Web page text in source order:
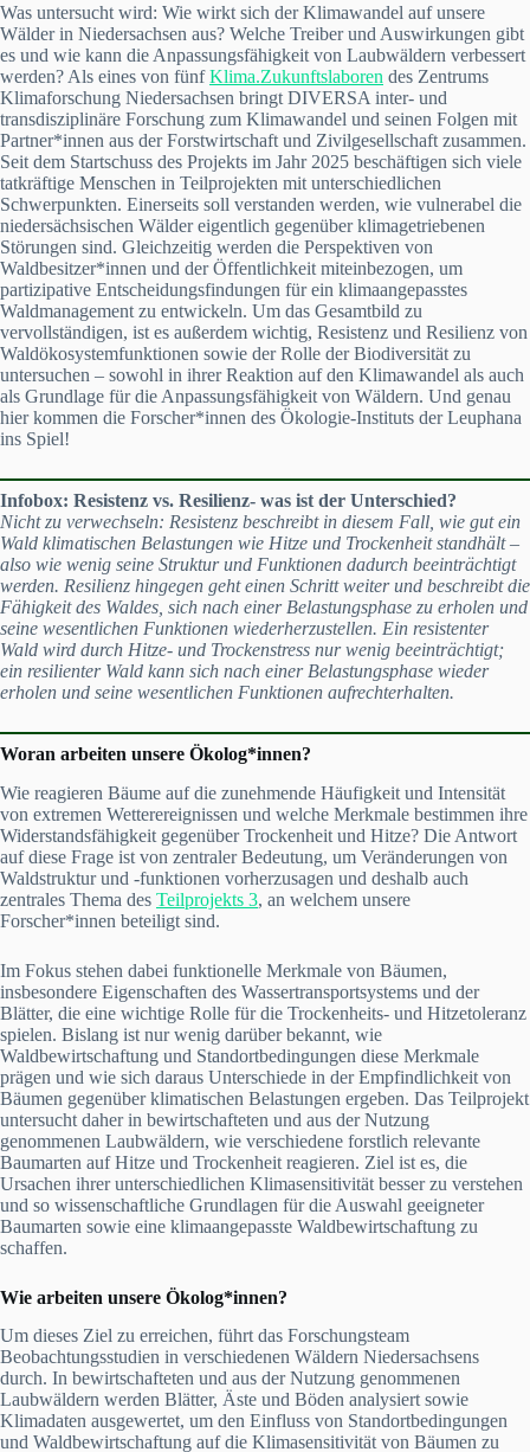
Was untersucht wird: Wie wirkt sich der Klimawandel auf unsere
Wälder in Niedersachsen aus? Welche Treiber und Auswirkungen gibt
es und wie kann die Anpassungsfähigkeit von Laubwäldern verbessert
werden? Als eines von fünfKlima.Zukunftslaboren des Zentrums
Klimaforschung Niedersachsen bringt DIVERSA inter- und
transdisziplinäre Forschung zum Klimawandel und seinen Folgen mit
Partner*innen aus der Forstwirtschaft und Zivilgesellschaft zusammen.
Seit dem Startschuss des Projekts im Jahr 2025 beschäftigen sich viele
tatkräftige Menschen in Teilprojekten mit unterschiedlichen
Schwerpunkten. Einerseits soll verstanden werden, wie vulnerabel die
niedersächsischen Wälder eigentlich gegenüber klimagetriebenen
Störungen sind. Gleichzeitig werden die Perspektiven von
Waldbesitzer*innen und der Öffentlichkeit miteinbezogen, um
partizipative Entscheidungsfindungen für ein klimaangepasstes
Waldmanagement zu entwickeln. Um das Gesamtbild zu
vervollständigen, ist es außerdem wichtig, Resistenz und Resilienz von
Waldökosystemfunktionen sowie der Rolle der Biodiversität zu
untersuchen – sowohl in ihrer Reaktion auf den Klimawandel als auch
als Grundlage für die Anpassungsfähigkeit von Wäldern. Und genau
hier kommen die Forscher*innen des Ökologie-Instituts der Leuphana
ins Spiel!
Infobox: Resistenz vs. Resilienz- was ist der Unterschied?
Nicht zu verwechseln: Resistenz beschreibt in diesem Fall, wie gut ein
Wald klimatischen Belastungen wie Hitze und Trockenheit standhält –
also wie wenig seine Struktur und Funktionen dadurch beeinträchtigt
werden. Resilienz hingegen geht einen Schritt weiter und beschreibt die
Fähigkeit des Waldes, sich nach einer Belastungsphase zu erholen und
seine wesentlichen Funktionen wiederherzustellen. Ein resistenter
Wald wird durch Hitze- und Trockenstress nur wenig beeinträchtigt;
ein resilienter Wald kann sich nach einer Belastungsphase wieder
erholen und seine wesentlichen Funktionen aufrechterhalten.
Woran arbeiten unsere Ökolog*innen?
Wie reagieren Bäume auf die zunehmende Häufigkeit und Intensität
von extremen Wetterereignissen und welche Merkmale bestimmen ihre
Widerstandsfähigkeit gegenüber Trockenheit und Hitze? Die Antwort
auf diese Frage ist von zentraler Bedeutung, um Veränderungen von
Waldstruktur und -funktionen vorherzusagen und deshalb auch
zentrales Thema des Teilprojekts 3, an welchem unsere
Forscher*innen beteiligt sind.
Im Fokus stehen dabei funktionelle Merkmale von Bäumen,
insbesondere Eigenschaften des Wassertransportsystems und der
Blätter, die eine wichtige Rolle für die Trockenheits- und Hitzetoleranz
spielen. Bislang ist nur wenig darüber bekannt, wie
Waldbewirtschaftung und Standortbedingungen diese Merkmale
prägen und wie sich daraus Unterschiede in der Empfindlichkeit von
Bäumen gegenüber klimatischen Belastungen ergeben. Das Teilprojekt
untersucht daher in bewirtschafteten und aus der Nutzung
genommenen Laubwäldern, wie verschiedene forstlich relevante
Baumarten auf Hitze und Trockenheit reagieren. Ziel ist es, die
Ursachen ihrer unterschiedlichen Klimasensitivität besser zu verstehen
und so wissenschaftliche Grundlagen für die Auswahl geeigneter
Baumarten sowie eine klimaangepasste Waldbewirtschaftung zu
schaffen.
Wie arbeiten unsere Ökolog*innen?
Um dieses Ziel zu erreichen, führt das Forschungsteam
Beobachtungsstudien in verschiedenen Wäldern Niedersachsens
durch. In bewirtschafteten und aus der Nutzung genommenen
Laubwäldern werden Blätter, Äste und Böden analysiert sowie
Klimadaten ausgewertet, um den Einfluss von Standortbedingungen
und Waldbewirtschaftung auf die Klimasensitivität von Bäumen zu